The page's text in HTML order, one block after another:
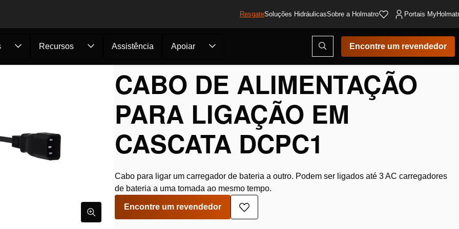
ResgateSoluções HidráulicasSobre a Holmatro Portais
Recursos Assistência Apoiar
Abrir
modal
de
pesquisa
Encontre um revendedor
CABO DE ALIMENTAÇÃO
PARA LIGAÇÃO EM
CASCATA DCPC1
Cabo para ligar um carregador de bateria a outro. Podem ser ligados até 3 AC carregadores
de bateria a uma tomada ao mesmo tempo.
Encontre um revendedor
Adicionar
à